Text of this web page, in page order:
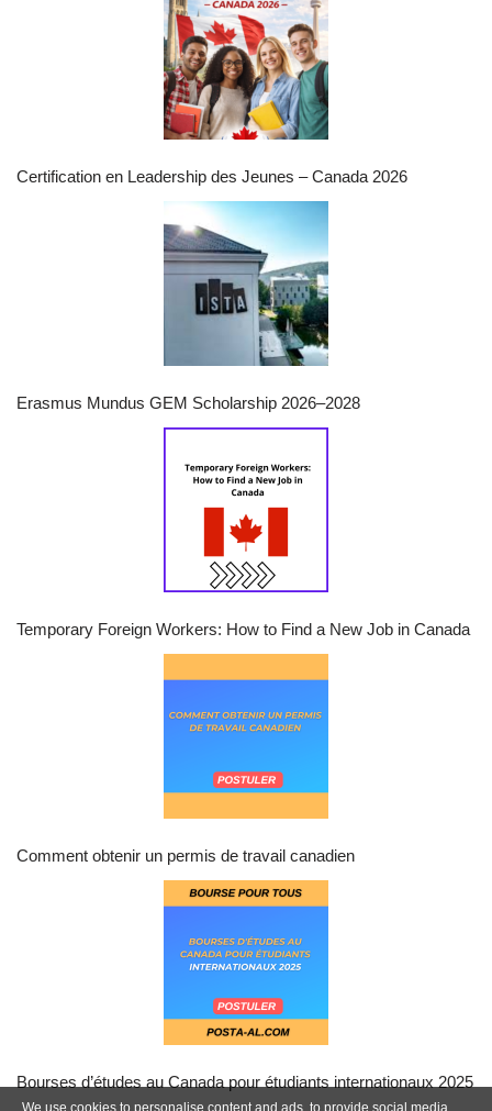
Certification en Leadership des Jeunes – Canada 2026
Erasmus Mundus GEM Scholarship 2026–2028
Temporary Foreign Workers: How to Find a New Job in Canada
Comment obtenir un permis de travail canadien
Bourses d’études au Canada pour étudiants internationaux 2025
We use cookies to personalise content and ads, to provide social media